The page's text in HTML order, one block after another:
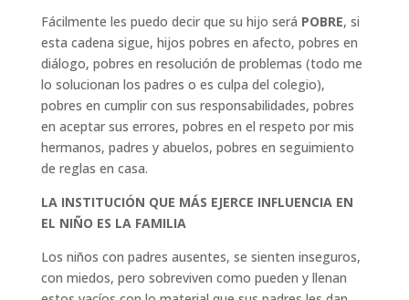
Fácilmente les puedo decir que su hijo será POBRE, si
esta cadena sigue, hijos pobres en afecto, pobres en
diálogo, pobres en resolución de problemas (todo me
lo solucionan los padres o es culpa del colegio),
pobres en cumplir con sus responsabilidades, pobres
en aceptar sus errores, pobres en el respeto por mis
hermanos, padres y abuelos, pobres en seguimiento
de reglas en casa.
LA INSTITUCIÓN QUE MÁS EJERCE INFLUENCIA EN
EL NIÑO ES LA FAMILIA
Los niños con padres ausentes, se sienten inseguros,
con miedos, pero sobreviven como pueden y llenan